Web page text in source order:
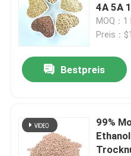
4A 5A
MOQ：
Preis：
Bestpreis
99%